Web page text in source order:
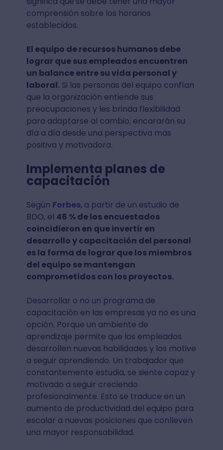
comprensión sobre los horarios
establecidos.
El equipo de recursos humanos debe
lograr que sus empleados encuentren
un balance entre su vida personal y
laboral.Si las personas del equipo confían
que la organización entiende sus
preocupaciones y les brinda flexibilidad
para adaptarse al cambio, encararán su
día a día desde una perspectiva más
positiva y motivadora.
Implementa planes de
capacitación
Según Forbes, a partir de un estudio de
BDO, el 46 % de los encuestados
coincidieron en que invertir en
desarrollo y capacitación del personal
es la forma de lograr que los miembros
del equipo se mantengan
comprometidos con los proyectos.
Desarrollar o no un programa de
capacitación en las empresas ya no es una
opción. Porque un ambiente de
aprendizaje permite que los empleados
desarrollen nuevas habilidades y los motive
a seguir aprendiendo. Un trabajador que
constantemente estudia, se siente capaz y
motivado a seguir creciendo
profesionalmente. Esto se traduce en un
aumento de productividad del equipo para
escalar a nuevas posiciones que conlleven
una mayor responsabilidad.